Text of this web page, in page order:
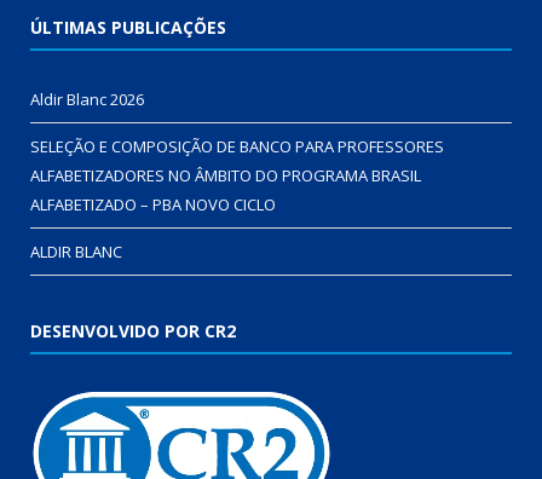
ÚLTIMAS PUBLICAÇÕES
Aldir Blanc 2026
SELEÇÃO E COMPOSIÇÃO DE BANCO PARA PROFESSORES
ALFABETIZADORES NO ÂMBITO DO PROGRAMA BRASIL
ALFABETIZADO – PBA NOVO CICLO
ALDIR BLANC
DESENVOLVIDO POR CR2